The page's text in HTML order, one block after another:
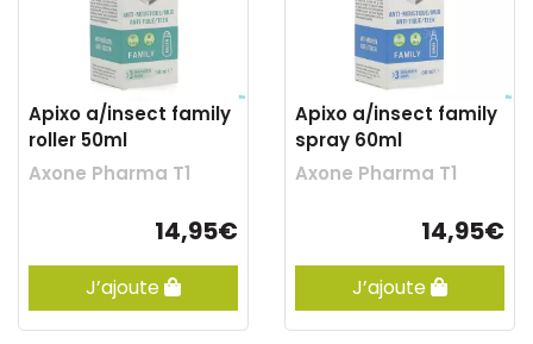
Apixo a/insect family
roller 50ml
Axone Pharma T1
14,95€
J’ajoute
Apixo a/insect family
spray 60ml
Axone Pharma T1
14,95€
J’ajoute